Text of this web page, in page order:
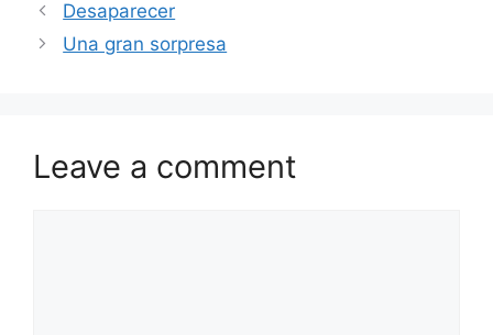
Desaparecer
Una gran sorpresa
Leave a comment